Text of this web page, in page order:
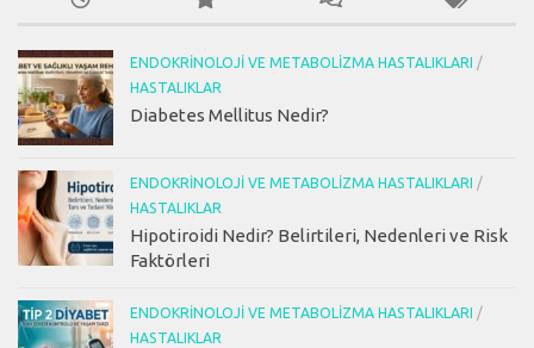
ENDOKRINOLOJI VE METABOLIZMA HASTALIKLARI
/
HASTALIKLAR
Diabetes Mellitus Nedir?
ENDOKRINOLOJI VE METABOLIZMA HASTALIKLARI
/
HASTALIKLAR
Hipotiroidi Nedir? Belirtileri, Nedenleri ve Risk
Faktörleri
ENDOKRINOLOJI VE METABOLIZMA HASTALIKLARI
/
HASTALIKLAR